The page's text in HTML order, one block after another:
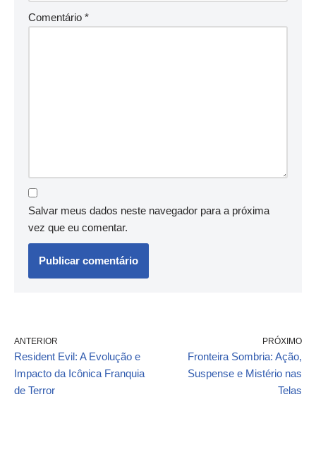
Comentário *
Salvar meus dados neste navegador para a próxima
vez que eu comentar.
ANTERIOR
Resident Evil: A Evolução e
Impacto da Icônica Franquia
de Terror
PRÓXIMO
Fronteira Sombria: Ação,
Suspense e Mistério nas
Telas